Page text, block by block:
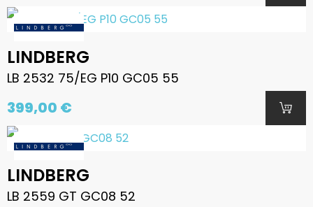
LINDBERG
LB 2532 75/EG P10 GC05 55
399,00 €
LINDBERG
LB 2559 GT GC08 52